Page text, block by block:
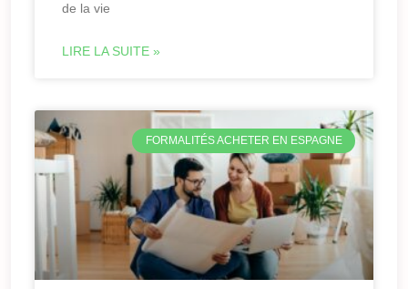
de la vie
LIRE LA SUITE »
FORMALITÉS ACHETER EN ESPAGNE